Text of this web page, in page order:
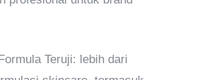
Teruji: lebih dari